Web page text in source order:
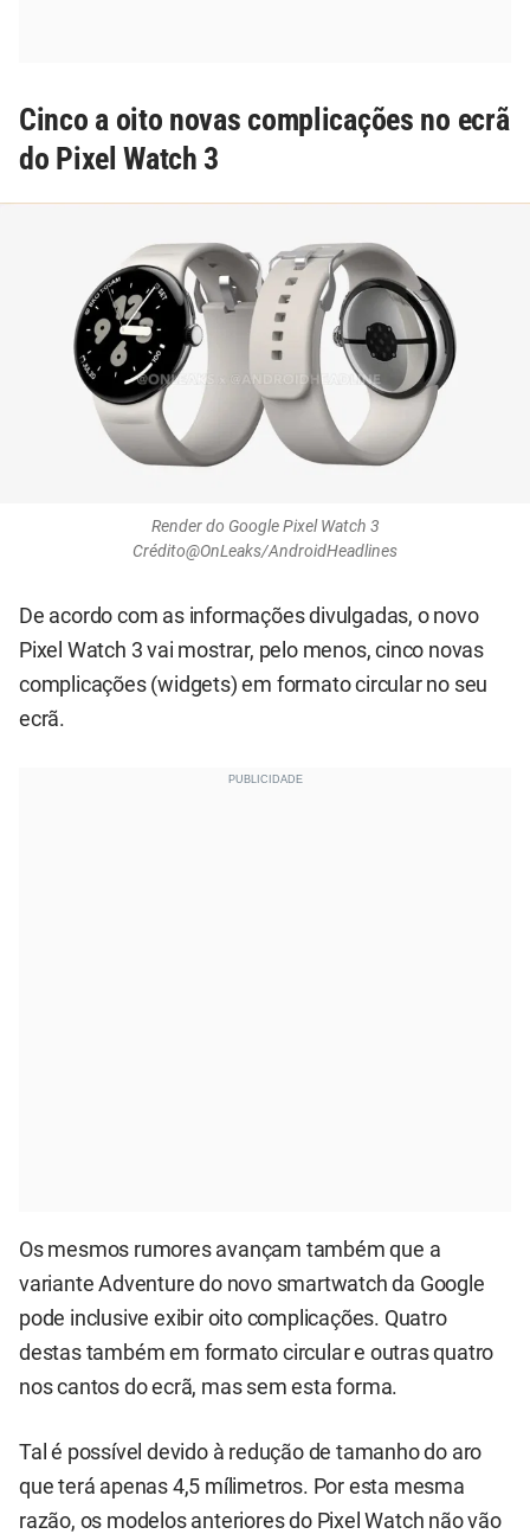
Cinco a oito novas complicações no ecrã
do Pixel Watch 3
Render do Google Pixel Watch 3
Crédito@OnLeaks/AndroidHeadlines
De acordo com as informações divulgadas, o novo
Pixel Watch 3 vai mostrar, pelo menos, cinco novas
complicações (widgets) em formato circular no seu
ecrã.
Os mesmos rumores avançam também que a
variante Adventure do novo smartwatch da Google
pode inclusive exibir oito complicações. Quatro
destas também em formato circular e outras quatro
nos cantos do ecrã, mas sem esta forma.
Tal é possível devido à redução de tamanho do aro
que terá apenas 4,5 mílimetros. Por esta mesma
razão, os modelos anteriores do Pixel Watch não vão